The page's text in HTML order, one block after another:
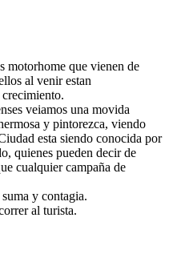
motorhome que vienen de
al venir estan
veiamos una movida
y pintorezca, viendo
esta siendo conocida por
quienes pueden decir de
cualquier campaña de
y contagia.
al turista.